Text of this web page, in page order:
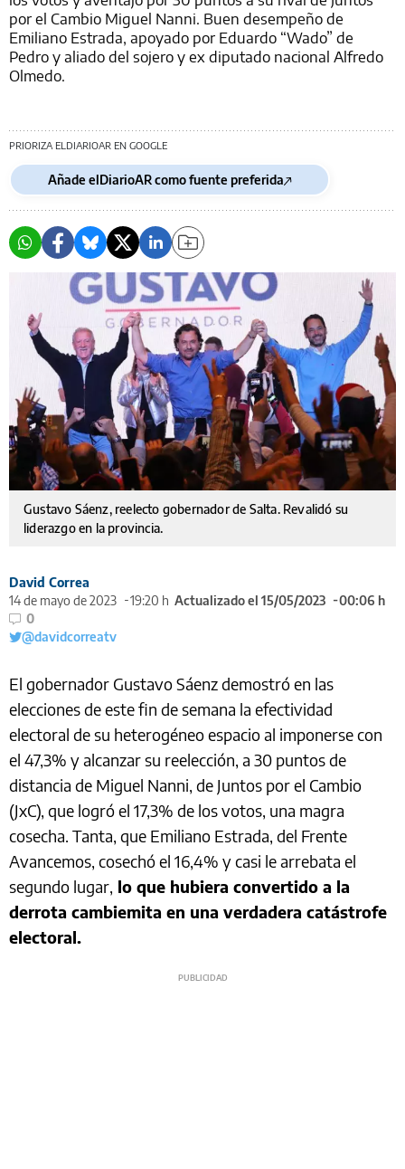
por el Cambio Miguel Nanni. Buen desempeño de
Emiliano Estrada, apoyado por Eduardo “Wado” de
Pedro y aliado del sojero y ex diputado nacional Alfredo
Olmedo.
PRIORIZA ELDIARIOAR EN GOOGLE
Añade elDiarioAR como fuente preferida
Gustavo Sáenz, reelecto gobernador de Salta. Revalidó su
liderazgo en la provincia.
David Correa
14 de mayo de 2023
19:20 h Actualizado el 15/05/2023
00:06 h
0
@davidcorreatv
El gobernador Gustavo Sáenz demostró en las
elecciones de este fin de semana la efectividad
electoral de su heterogéneo espacio al imponerse con
el 47,3% y alcanzar su reelección, a 30 puntos de
distancia de Miguel Nanni, de Juntos por el Cambio
(JxC), que logró el 17,3% de los votos, una magra
cosecha. Tanta, que Emiliano Estrada, del Frente
Avancemos, cosechó el 16,4% y casi le arrebata el
segundo lugar, lo que hubiera convertido a la
derrota cambiemita en una verdadera catástrofe
electoral.